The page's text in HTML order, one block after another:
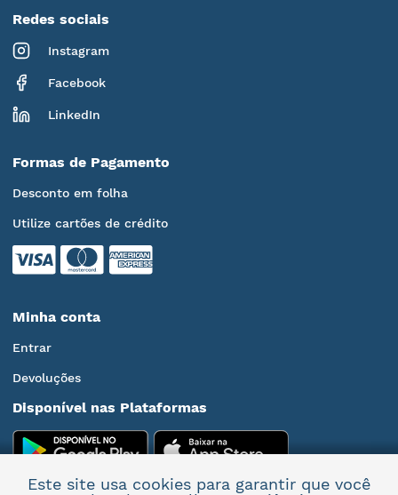
Redes sociais
Instagram
Facebook
LinkedIn
Formas de Pagamento
Desconto em folha
Utilize cartões de crédito
Minha conta
Entrar
Devoluções
Disponível nas Plataformas
Este site usa cookies para garantir que você